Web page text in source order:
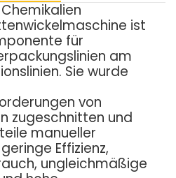
ist
für
am
Sie wurde
von
zugeschnitten und
manueller
Effizienz,
ungleichmäßige